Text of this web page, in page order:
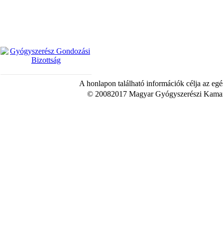
A honlapon található információk célja az
© 20082017 Magyar Gyógyszerészi